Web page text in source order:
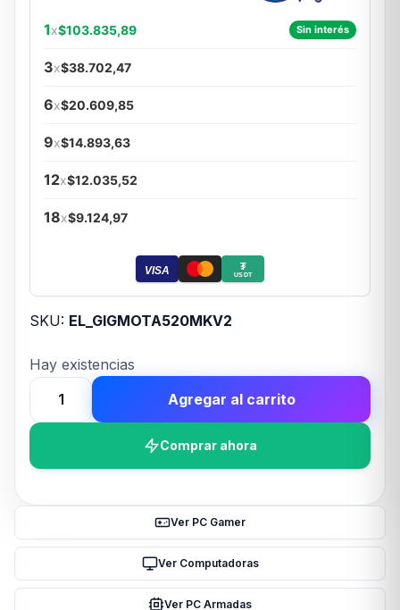
1x$103.835,89 Sin interés
3x$38.702,47
6x$20.609,85
9x$14.893,63
12x$12.035,52
18x$9.124,97
VISA ₮
USDT
SKU: EL_GIGMOTA520MKV2
Hay existencias
Motherboard
GIGABYTE
DDR4
Agregar al carrito
Comprar ahora
Ver PC Gamer
Ver Computadoras
Ver PC Armadas